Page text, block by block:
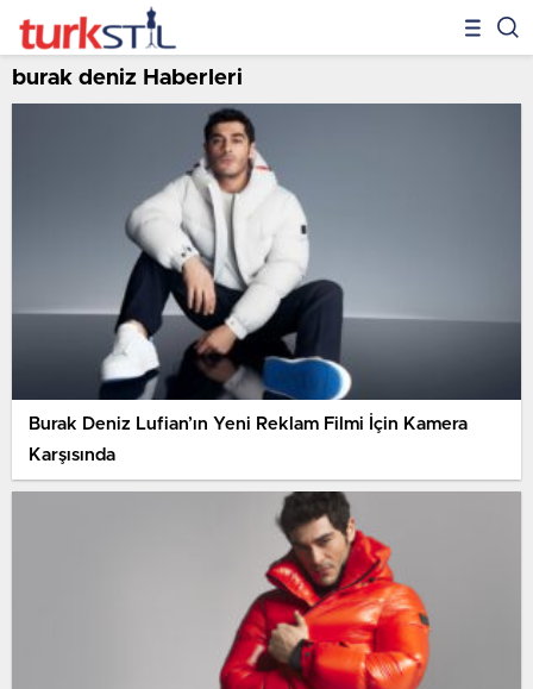
burak deniz Haberleri
Burak Deniz Lufian’ın Yeni Reklam Filmi İçin Kamera
Karşısında